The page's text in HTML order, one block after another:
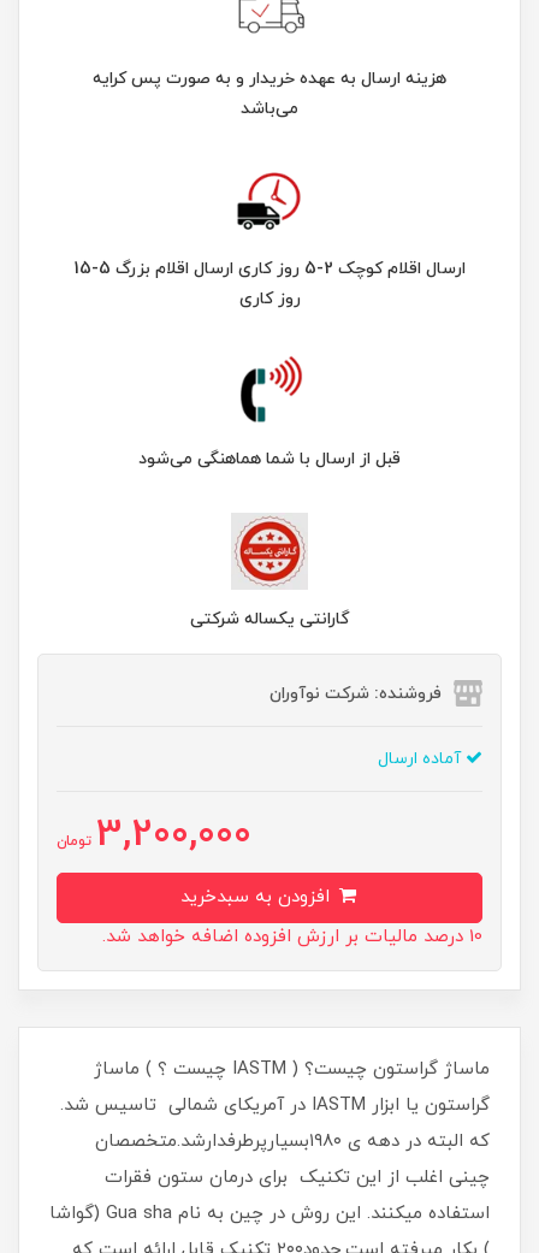
هزینه ارسال به عهده خریدار و به صورت پس کرایه
می‌باشد
ارسال اقلام کوچک 2-5 روز کاری ارسال اقلام بزرگ 5-15
روز کاری
قبل از ارسال با شما هماهنگی می‌شود
گارانتی یکساله شرکتی
فروشنده: شرکت نوآوران
آماده ارسال
3,200,000 تومان
10 درصد مالیات بر ارزش افزوده اضافه خواهد شد.
ماساژ گراستون چیست؟ ( IASTM چیست ؟ ) ماساژ
گراستون یا ابزار IASTM در آمریکای شمالی تاسیس شد.
که البته در دهه ی ۱۹۸۰بسیارپرطرفدارشد.متخصصان
چینی اغلب از این تکنیک برای درمان ستون فقرات
استفاده میکنند. این روش در چین به نام Gua sha (گواشا